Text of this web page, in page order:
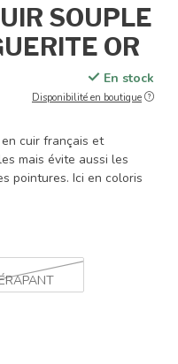
SOUPLE
OR
En stock
Disponibilité en boutique
en cuir français et
mais évite aussi les
pointures. Ici en coloris